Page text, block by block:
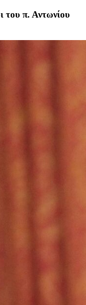
του π. Αντωνίου